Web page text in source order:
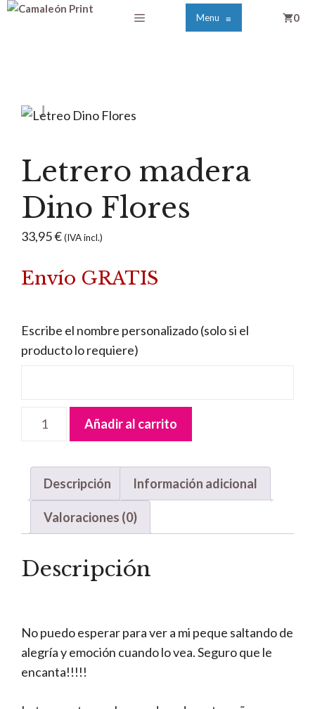
Saltar
Menú Menu ≡ 0
Letrero madera
Dino Flores
33,95€(IVA incl.)
Envío GRATIS
Escribe el nombre personalizado (solo si el
producto lo requiere)
Letrero
Flores
Añadir al carrito
Descripción Información adicional
Valoraciones (0)
Descripción
No puedo esperar para ver a mi peque saltando de
alegría y emoción cuando lo vea. Seguro que le
encanta!!!!!